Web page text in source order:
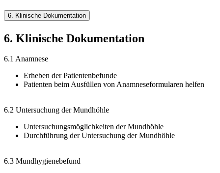
6. Klinische Dokumentation
6. Klinische Dokumentation
6.1 Anamnese
Erheben der Patientenbefunde
Patienten beim Ausfüllen von Anamneseformularen helfen
6.2 Untersuchung der Mundhöhle
Untersuchungsmöglichkeiten der Mundhöhle
Durchführung der Untersuchung der Mundhöhle
6.3 Mundhygienebefund